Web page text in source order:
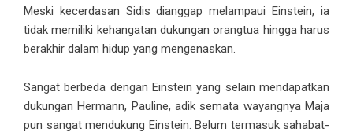
Meski kecerdasan Sidis dianggap melampaui Einstein, ia
tidak memiliki kehangatan dukungan orangtua hingga harus
berakhir dalam hidup yang mengenaskan.
Sangat berbeda dengan Einstein yang selain mendapatkan
dukungan Hermann, Pauline, adik semata wayangnya Maja
pun sangat mendukung Einstein. Belum termasuk sahabat-